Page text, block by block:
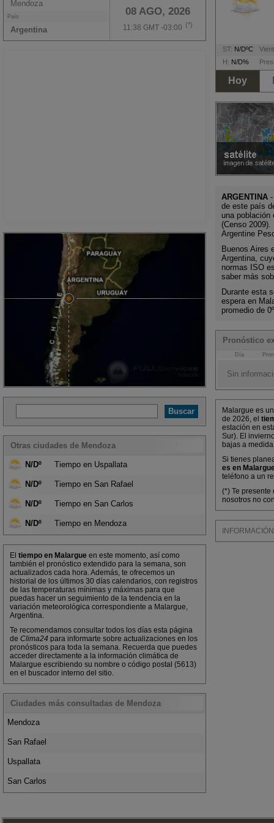
08 AGO, 2026
11:38 GMT -03:00 (*)
Mendoza
País
Argentina
Otras ciudades de Mendoza
N/Dº Tiempo en Uspallata
N/Dº Tiempo en San Rafael
N/Dº Tiempo en San Carlos
N/Dº Tiempo en Mendoza
El tiempo en Malargue en este momento, así como
también el pronóstico extendido para la semana, son
actualizados cada hora. Además, te ofrecemos un
historial de los últimos 30 días calendarios, con registros
de las temperaturas mínimas y máximas para que
puedas hacer un seguimiento de la tendencia en la
variación meteorológica correspondiente a Malargue,
Argentina.
Te recomendamos consultar todos los días esta página
de Clima24 para informarte sobre actualizaciones en los
pronósticos para toda la semana. Recuerda que puedes
acceder directamente a la información climática de
Malargue escribiendo su nombre o código postal (5613)
en el buscador interno del sitio.
Ciudades más consultadas de Mendoza
Mendoza
San Rafael
Uspallata
San Carlos
ST: N/DºC
H: N/D%
Hoy
ARGENTINA
de este país
una población
(Censo
Argentine
Buenos Aires
Argentina,
normas ISO
saber más
Durante esta
espera en
promedio de
Pronóstico
Día
Sin
Malargue es
de 2026, el
estación en
Sur). El
bajas a
Si tienes
es en
teléfono a un
(*) Te
nosotros no